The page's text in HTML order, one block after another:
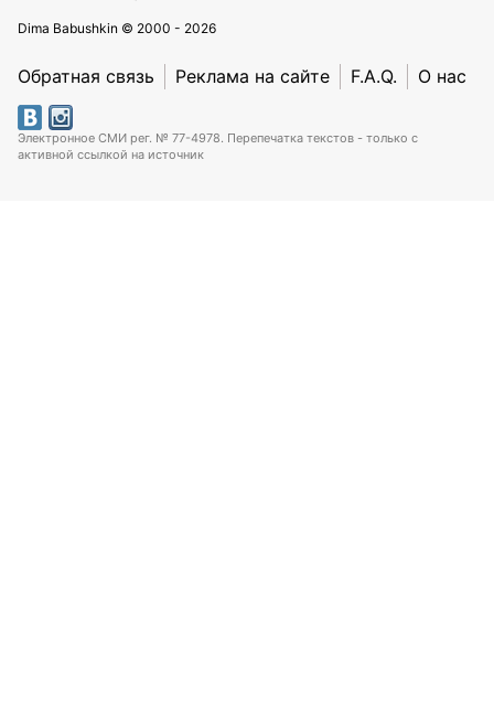
Dima Babushkin © 2000 - 2026
Обратная связь Реклама на сайте F.A.Q. О нас
Электронное СМИ рег. № 77-4978. Перепечатка текстов - только с
активной ссылкой на источник